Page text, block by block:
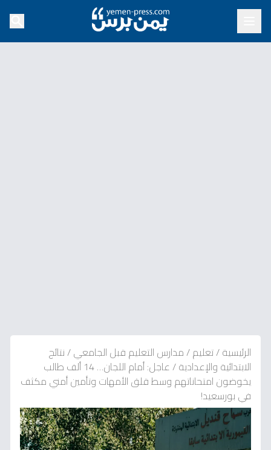
الرئيسية/تعليم/مدارس التعليم قبل الجامعي/نتائج
الابتدائية والإعدادية/
عاجل: أمام اللجان… 14 ألف طالب
يخوضون امتحاناتهم وسط قلق الأمهات وتأمين أمني مكثف
في بورسعيد!